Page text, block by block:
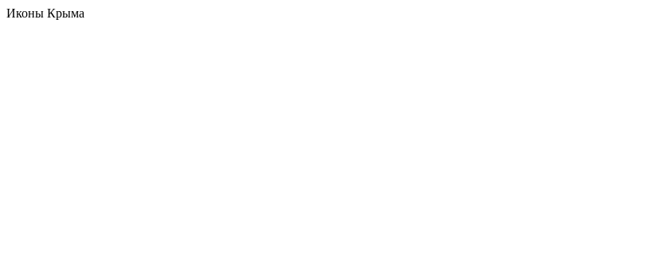
Иконы Крыма